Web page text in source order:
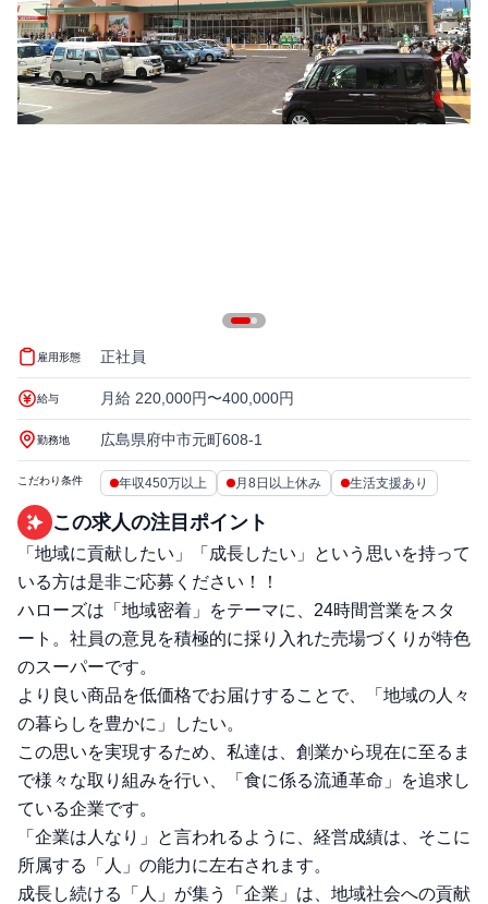
雇用形態 正社員
給与 月給 220,000円〜400,000円
勤務地 広島県府中市元町608-1
こだわり条件 年収450万以上 月8日以上休み 生活支援あり
この求人の注目ポイント
「地域に貢献したい」「成長したい」という思いを持って
いる方は是非ご応募ください！！
ハローズは「地域密着」をテーマに、24時間営業をスタ
ート。社員の意見を積極的に採り入れた売場づくりが特色
のスーパーです。
より良い商品を低価格でお届けすることで、「地域の人々
の暮らしを豊かに」したい。
この思いを実現するため、私達は、創業から現在に至るま
で様々な取り組みを行い、「食に係る流通革命」を追求し
ている企業です。
「企業は人なり」と言われるように、経営成績は、そこに
所属する「人」の能力に左右されます。
成長し続ける「人」が集う「企業」は、地域社会への貢献